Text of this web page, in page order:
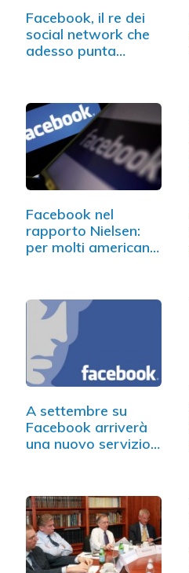
Facebook, il re dei
social network che
adesso punta…
Facebook nel
rapporto Nielsen:
per molti americani
A settembre su
Facebook arriverà
una nuovo servizio: